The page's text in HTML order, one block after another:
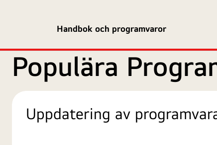
Handbok och programvaror
Populära
Uppdatering av